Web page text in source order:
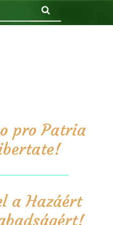
pro Patria
a Hazáért